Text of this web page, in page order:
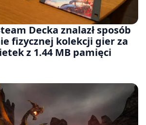
Decka znalazł sposób
fizycznej kolekcji gier za
z 1.44 MB pamięci